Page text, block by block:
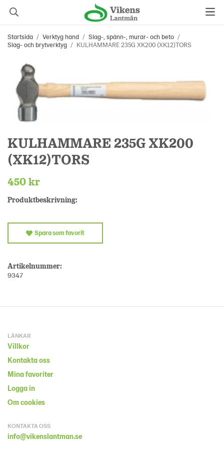
Startsida / Verktyg hand / Slag-, spänn-, murar- och beto /
Slag- och brytverktyg / KULHAMMARE 235G XK200 (XK12)TORS
KULHAMMARE 235G XK200
(XK12)TORS
450 kr
Produktbeskrivning:
Spara som favorit
Artikelnummer:
9347
LÄNKAR
Villkor
Kontakta oss
Mina favoriter
Logga in
Om cookies
KONTAKTA OSS
info@vikenslantman.se